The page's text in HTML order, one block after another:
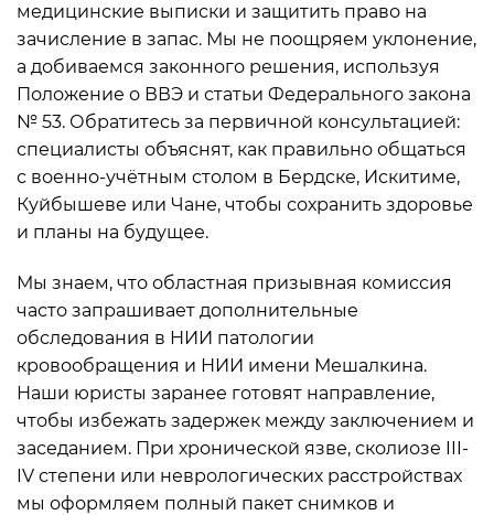
медицинские выписки и защитить право на
зачисление в запас. Мы не поощряем уклонение,
а добиваемся законного решения, используя
Положение о ВВЭ и статьи Федерального закона
№ 53. Обратитесь за первичной консультацией:
специалисты объяснят, как правильно общаться
с военно-учётным столом в Бердске, Искитиме,
Куйбышеве или Чане, чтобы сохранить здоровье
и планы на будущее.
Мы знаем, что областная призывная комиссия
часто запрашивает дополнительные
обследования в НИИ патологии
кровообращения и НИИ имени Мешалкина.
Наши юристы заранее готовят направление,
чтобы избежать задержек между заключением и
заседанием. При хронической язве, сколиозе III-
IV степени или неврологических расстройствах
мы оформляем полный пакет снимков и